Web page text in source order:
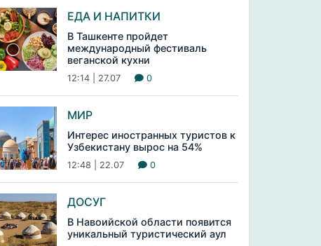
ЕДА И НАПИТКИ
В Ташкенте пройдет
международный фестиваль
веганской кухни
12:14 | 27.07 0
МИР
Интерес иностранных туристов к
Узбекистану вырос на 54%
12:48 | 22.07 0
ДОСУГ
В Навоийской области появится
уникальный туристический аул